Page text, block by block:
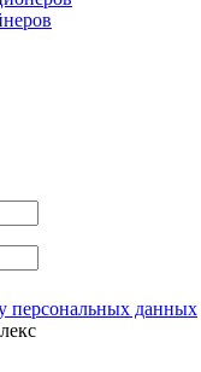
персональных данных